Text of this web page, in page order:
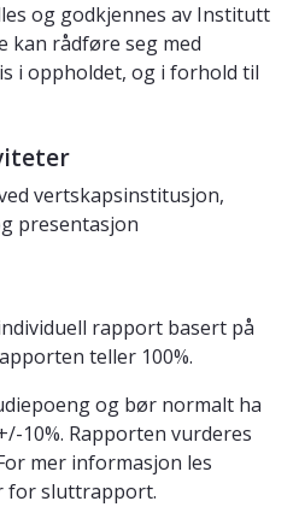
og godkjennes av Institutt
kan rådføre seg med
i oppholdet, og i forhold til
vertskapsinstitusjon,
presentasjon
rapport basert på
teller 100%.
og bør normalt ha
10%. Rapporten vurderes
mer informasjon les
for sluttrapport.